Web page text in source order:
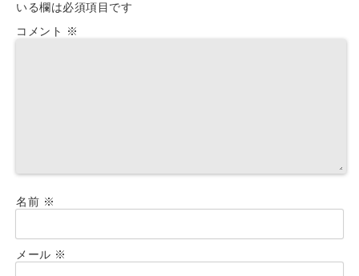
いる欄は必須項目です
コメント
※
名前 ※
メール ※